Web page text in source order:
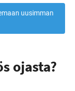
uusimman
ojasta?